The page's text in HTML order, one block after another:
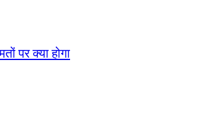
पर क्या होगा